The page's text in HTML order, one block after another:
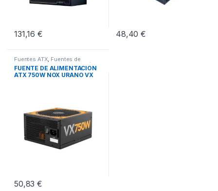
131,16€ 48,40€
Fuentes ATX, Fuentes de
Alimentación , Pcs Integración
FUENTE DE ALIMENTACION
ATX 750W NOX URANO VX
50,83€